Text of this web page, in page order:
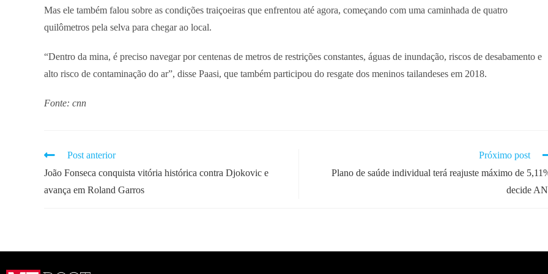
Mas ele também falou sobre as condições traiçoeiras que enfrentou até agora, começando com uma caminhada de quatro
quilômetros pela selva para chegar ao local.
“Dentro da mina, é preciso navegar por centenas de metros de restrições constantes, águas de inundação, riscos de desabamento e
alto risco de contaminação do ar”, disse Paasi, que também participou do resgate dos meninos tailandeses em 2018.
Fonte: cnn
Post anterior
João Fonseca conquista vitória histórica contra Djokovic e
avança em Roland Garros
Próximo post
Plano de saúde individual terá reajuste máximo de
decide